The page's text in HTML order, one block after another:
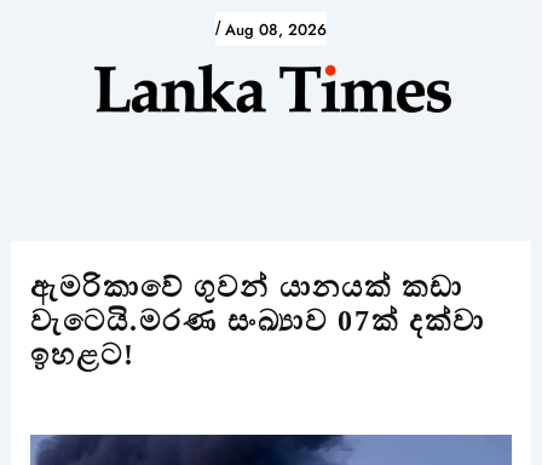
/ Aug 08, 2026
ඇමරිකාවේ ගුවන් යානයක් කඩා
වැටෙයි.මරණ සංඛ්‍යාව 07ක් දක්වා
ඉහළට!